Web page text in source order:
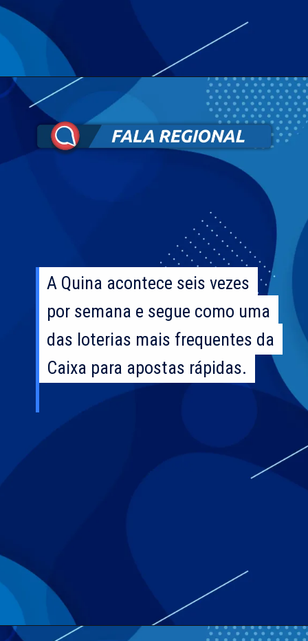
A Quina acontece seis vezes
por semana e segue como uma
das loterias mais frequentes da
Caixa para apostas rápidas.
A Quina acontece seis vezes
por semana e segue como uma
das loterias mais frequentes da
Caixa para apostas rápidas.